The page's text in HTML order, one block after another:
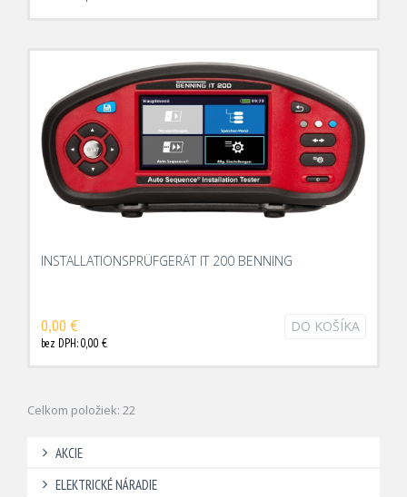
INSTALLATIONSPRÜFGERÄT IT 200 BENNING
0,00 €
bez DPH: 0,00 €
DO KOŠÍKA
Celkom položiek: 22
AKCIE
ELEKTRICKÉ NÁRADIE